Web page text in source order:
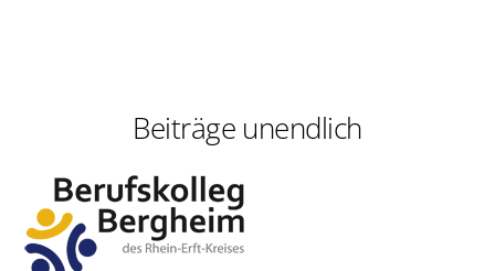
Beiträge unendlich